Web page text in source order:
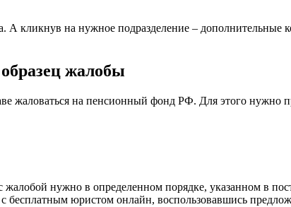
на нужное подразделение – дополнительные
жалобы
жаловаться на пенсионный фонд РФ. Для этого нужно
нужно в определенном порядке, указанном в
бесплатным юристом онлайн, воспользовавшись